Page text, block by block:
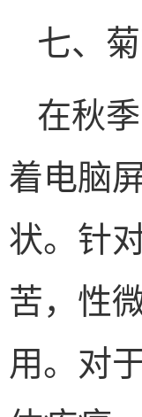
七、
在秋
着电脑
状。针
苦，性
用。对